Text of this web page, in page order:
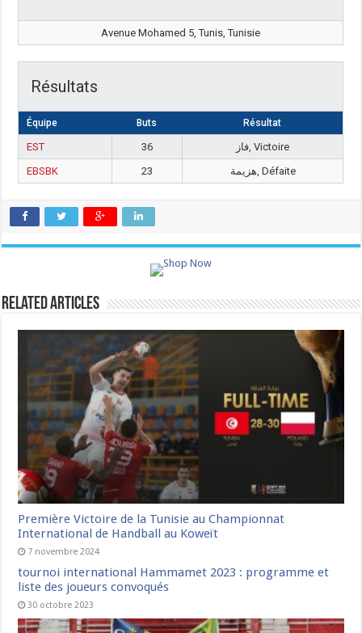
Avenue Mohamed 5, Tunis, Tunisie
Résultats
Équipe Buts Résultat
EST 36
فاز, Victoire
EBSBK
23 هزيمة, Défaite
Related Articles
Première Victoire de la Tunisie au Championnat
International de Handball au Koweït
7 novembre 2024
tournoi international Hammamet 2023 : programme et
liste des joueurs convoqués
30 octobre 2023